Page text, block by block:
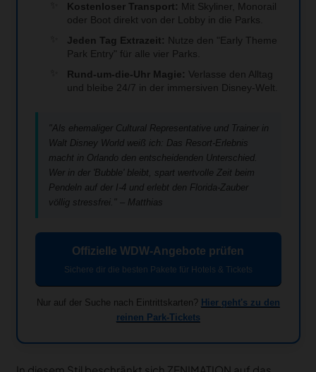
Kostenloser Transport: Mit Skyliner, Monorail
oder Boot direkt von der Lobby in die Parks.
Jeden Tag Extrazeit: Nutze den "Early Theme
Park Entry" für alle vier Parks.
Rund-um-die-Uhr Magie: Verlasse den Alltag
und bleibe 24/7 in der immersiven Disney-Welt.
"Als ehemaliger Cultural Representative und Trainer in
Walt Disney World weiß ich: Das Resort-Erlebnis
macht in Orlando den entscheidenden Unterschied.
Wer in der 'Bubble' bleibt, spart wertvolle Zeit beim
Pendeln auf der I-4 und erlebt den Florida-Zauber
völlig stressfrei." – Matthias
Offizielle WDW-Angebote prüfen
Sichere dir die besten Pakete für Hotels & Tickets
Nur auf der Suche nach Eintrittskarten? Hier geht's zu den
reinen Park-Tickets